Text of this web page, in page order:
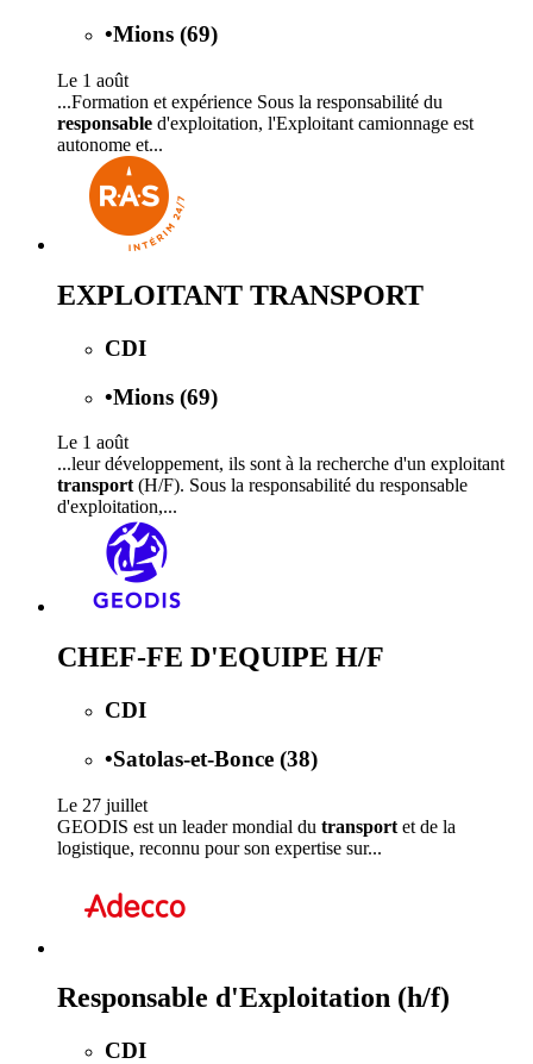
•Mions (69)
Le 1 août
...Formation et expérience Sous la responsabilité du
responsable d'exploitation, l'Exploitant camionnage est
autonome et...
EXPLOITANT TRANSPORT
CDI
•Mions (69)
Le 1 août
...leur développement, ils sont à la recherche d'un exploitant
transport (H/F). Sous la responsabilité du responsable
d'exploitation,...
CHEF-FE D'EQUIPE H/F
CDI
•Satolas-et-Bonce (38)
Le 27 juillet
GEODIS est un leader mondial du transport et de la
logistique, reconnu pour son expertise sur...
Responsable d'Exploitation (h/f)
CDI